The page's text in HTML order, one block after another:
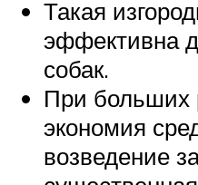
Такая
эффективна
собак.
При больших
экономия
возведение